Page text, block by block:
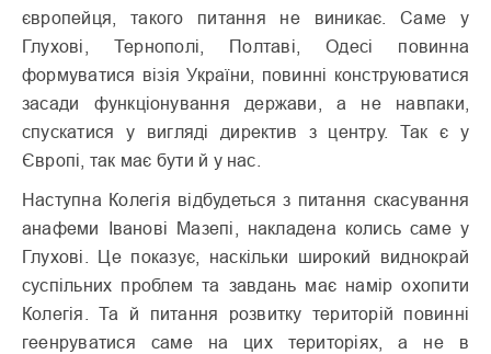
європейця, такого питання не виникає. Саме у
Глухові, Тернополі, Полтаві, Одесі повинна
формуватися візія України, повинні конструюватися
засади функціонування держави, а не навпаки,
спускатися у вигляді директив з центру. Так є у
Європі, так має бути й у нас.
Наступна Колегія відбудеться з питання скасування
анафеми Іванові Мазепі, накладена колись саме у
Глухові. Це показує, наскільки широкий виднокрай
суспільних проблем та завдань має намір охопити
Колегія. Та й питання розвитку територій повинні
геенруватися саме на цих територіях, а не в